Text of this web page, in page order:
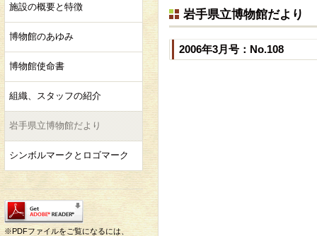
施設の概要と特徴
博物館のあゆみ
博物館使命書
組織、スタッフの紹介
岩手県立博物館だより
シンボルマークとロゴマーク
※PDFファイルをご覧になるには、
岩手県立博物館だより
2006年3月号：No.108